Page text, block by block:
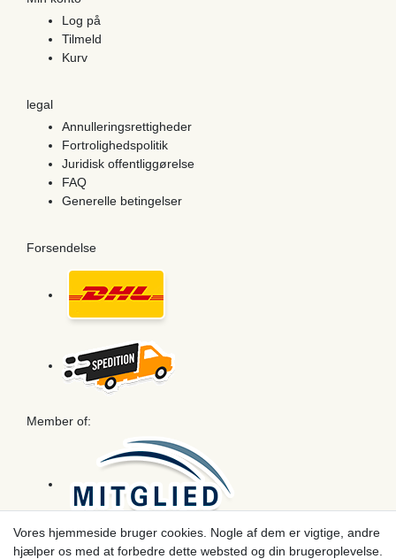
Log på
Tilmeld
Kurv
legal
Annulleringsrettigheder
Fortrolighedspolitik
Juridisk offentliggørelse
FAQ
Generelle betingelser
Forsendelse
Member of:
Betaling
Vores hjemmeside bruger cookies. Nogle af dem er vigtige, andre
hjælper os med at forbedre dette websted og din brugeroplevelse.